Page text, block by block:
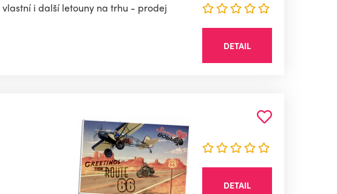
i další letouny na trhu - prodej
DETAIL
DETAIL